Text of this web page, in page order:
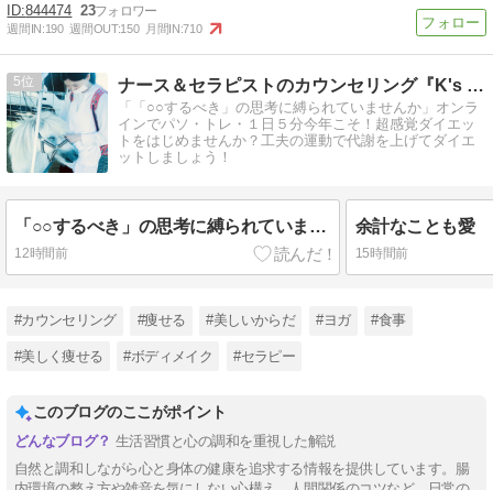
844474 23
週間IN:190 週間OUT:150 月間IN:710
5 ナース＆セラピストのカウンセリング『K's パソ・トレ』
「「○○するべき」の思考に縛られていませんか」オンラ
インでパソ・トレ・１日５分今年こそ！超感覚ダイエッ
トをはじめませんか？工夫の運動で代謝を上げてダイエ
ットしましょう！
「○○するべき」の思考に縛られていませんか
12時間前
余計なことも愛
15時間前
#カウンセリング #痩せる #美しいからだ #ヨガ #食事
#美しく痩せる #ボディメイク #セラピー
このブログのここがポイント
生活習慣と心の調和を重視した解説
自然と調和しながら心と身体の健康を追求する情報を提供しています。腸